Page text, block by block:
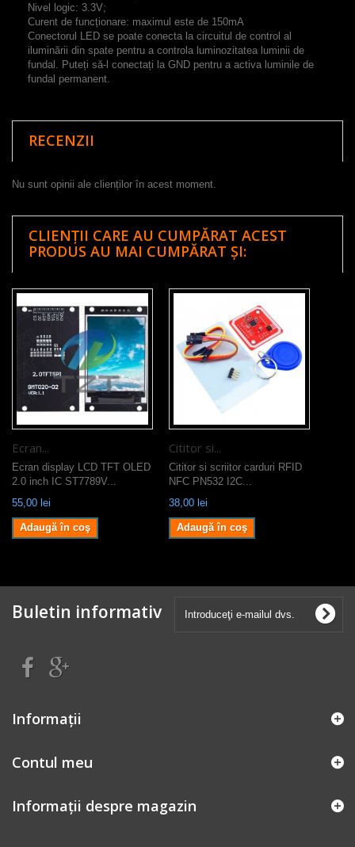
Nivel logic: 3.3V;
Curent de funcționare: maximul este de 150mA
Conectorul LED se poate conecta la circuitul de control al
iluminării din spate pentru a controla luminozitatea luminii de
fundal.
Puteți să-l conectați la GND pentru a activa luminile de
fundal permanent.
RECENZII
Nu sunt opinii ale clienților în acest moment.
CLIENȚII CARE AU CUMPĂRAT ACEST
PRODUS AU MAI CUMPĂRAT ȘI:
Ecran...
Ecran display LCD TFT OLED
2.0 inch IC ST7789V...
55,00 lei
Adaugă în coş
Cititor si...
Cititor si scriitor carduri RFID
NFC PN532 I2C...
38,00 lei
Adaugă în coş
Buletin informativ
Informaţii
Contul meu
Informații despre magazin